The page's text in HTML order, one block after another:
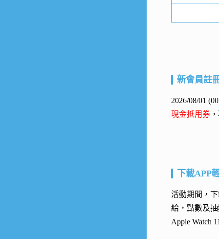
新會員註
2026/08/01
現金抵用券
下載APP
活動期間，
給，點數及
Apple Watch